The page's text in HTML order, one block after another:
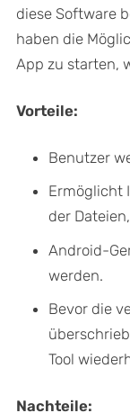
diese Software
haben die
App zu starten,
Vorteile:
Benutzer
Ermöglicht
der
Android-
werden.
Bevor die
Tool
Nachteile: